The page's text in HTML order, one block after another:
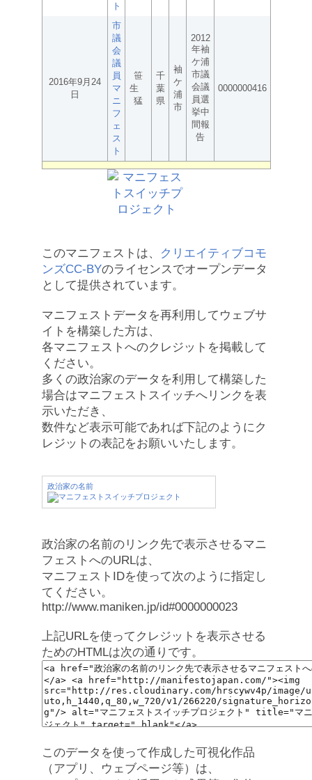
ト
2016年9月24
日
市
議
会
議
員
マ
ニ
フ
ェ
ス
ト
笹
生
猛
千
葉
県
袖
ケ
浦
市
2012
年袖
ケ浦
市議
会議
員選
挙中
間報
告
0000000416
このマニフェストは、
クリエイティブコモ
ンズCC-BYのライセンスでオープンデータ
として提供されています。
マニフェストデータを再利用してウェブサ
イトを構築した方は、
各マニフェストへのクレジットを掲載して
ください。
多くの政治家のデータを利用して構築した
場合はマニフェストスイッチへリンクを表
示いただき、
数件など表示可能であれば下記のようにク
レジットの表記をお願いいたします。
政治家の名前
政治家の名前のリンク先で表示させるマニ
フェストへのURLは、
マニフェストIDを使って次のように指定し
てください。
http://www.maniken.jp/id#0000000023
上記URLを使ってクレジットを表示させる
ためのHTMLは次の通りです。
このデータを使って作成した可視化作品
（アプリ、ウェブページ等）は、